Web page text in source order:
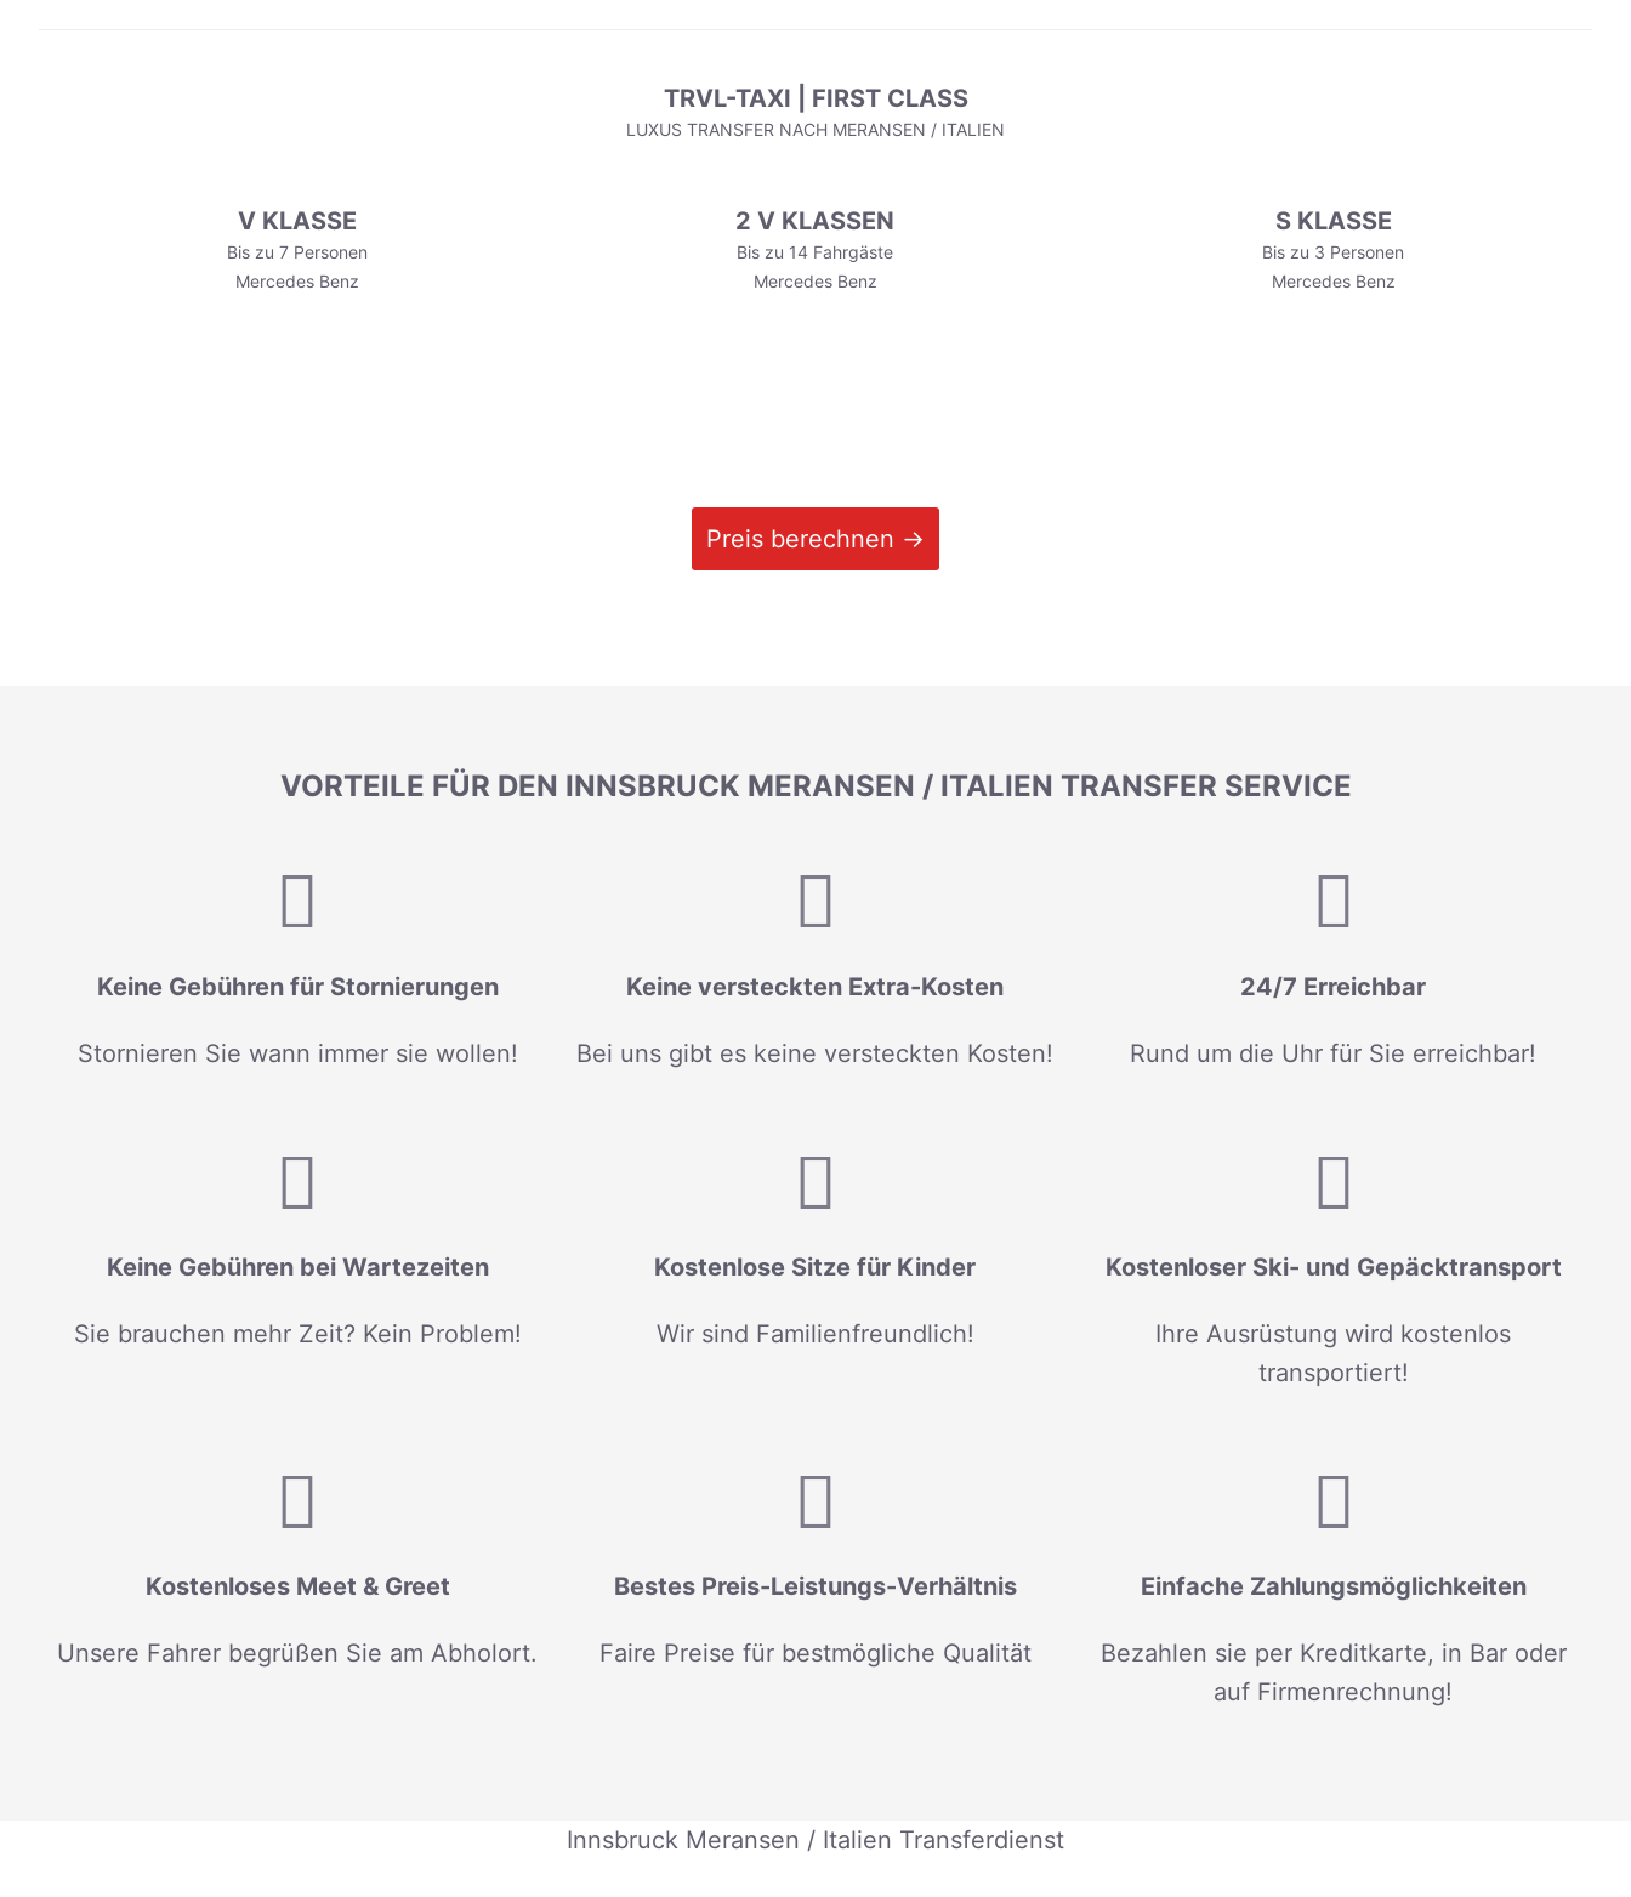
TRVL-TAXI | FIRST CLASS
LUXUS TRANSFER NACH MERANSEN / ITALIEN
V KLASSE
Bis zu 7 Personen
Mercedes Benz
2 V KLASSEN
Bis zu 14 Fahrgäste
Mercedes Benz
S KLASSE
Bis zu 3 Personen
Mercedes Benz
Preis berechnen →
VORTEILE FÜR DEN INNSBRUCK MERANSEN / ITALIEN TRANSFER SERVICE
Keine Gebühren für Stornierungen
Stornieren Sie wann immer sie wollen!
Keine versteckten Extra-Kosten
Bei uns gibt es keine versteckten Kosten!
24/7 Erreichbar
Rund um die Uhr für Sie erreichbar!
Keine Gebühren bei Wartezeiten
Sie brauchen mehr Zeit? Kein Problem!
Kostenlose Sitze für Kinder
Wir sind Familienfreundlich!
Kostenloser Ski- und Gepäcktransport
Ihre Ausrüstung wird kostenlos
transportiert!
Kostenloses Meet & Greet
Unsere Fahrer begrüßen Sie am Abholort.
Bestes Preis-Leistungs-Verhältnis
Faire Preise für bestmögliche Qualität
Einfache Zahlungsmöglichkeiten
Bezahlen sie per Kreditkarte, in Bar oder
auf Firmenrechnung!
Innsbruck Meransen / Italien Transferdienst